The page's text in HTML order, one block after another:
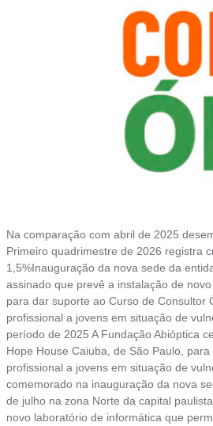
Na comparação com abril de 2025
Primeiro quadrimestre de 2026 registra
1,5%Inauguração da nova sede da
assinado que prevê a instalação de
para dar suporte ao Curso de Consultor
profissional a jovens em situação de
período de 2025 A Fundação Abióptica
Hope House Caiuba, de São Paulo,
profissional a jovens em situação de
comemorado na inauguração da nova
de julho na zona Norte da capital
novo laboratório de informática que